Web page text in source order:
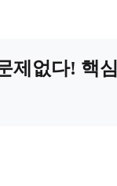
제없다! 핵